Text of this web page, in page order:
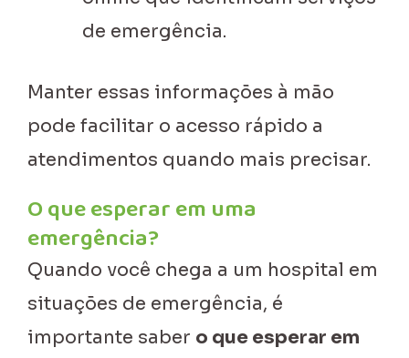
de emergência.
Manter essas informações à mão
pode facilitar o acesso rápido a
atendimentos quando mais precisar.
O que esperar em uma
emergência?
Quando você chega a um hospital em
situações de emergência, é
importante saber o que esperar em